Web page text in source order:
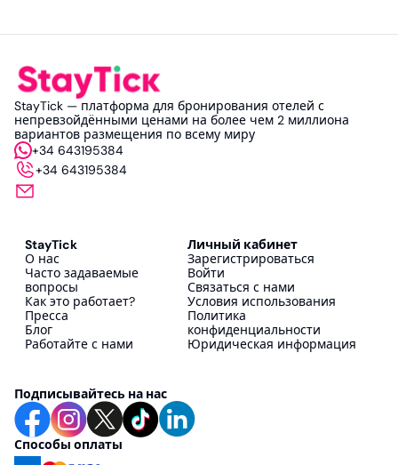
StayTick — платформа для бронирования отелей с
непревзойдёнными ценами на более чем 2 миллиона
вариантов размещения по всему миру
+34 643195384
+34 643195384
StayTick
О нас
Часто задаваемые
вопросы
Как это работает?
Пресса
Блог
Работайте с нами
Личный кабинет
Зарегистрироваться
Войти
Связаться с нами
Условия использования
Политика
конфиденциальности
Юридическая информация
Подписывайтесь на нас
Способы оплаты